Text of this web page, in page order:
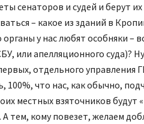
сенаторов и судей и берут
– какое из зданий в
у нас любят особняки –
или апелляционного суда)?
отдельного управления
100%, что нас, как обычно,
местных взяточников будут
тем, кому повезет, желаем